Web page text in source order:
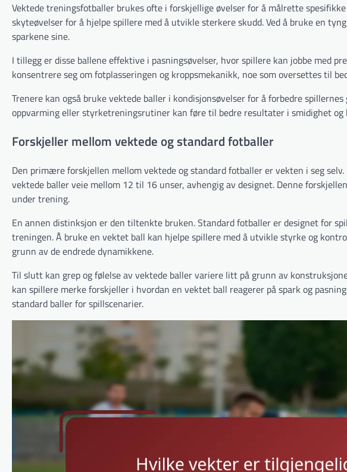
Vektede treningsfotballer brukes ofte i forskjellige øvelser for å målrette
skyteøvelser for å hjelpe spillere med å utvikle sterkere skudd. Ved å bruke en
sparkene sine.
I tillegg er disse ballene effektive i pasningsøvelser, hvor spillere kan jobbe med
konsentrere seg om fotplasseringen og kroppsmekanikk, noe som oversettes til
Trenere kan også bruke vektede baller i kondisjonsøvelser for å forbedre
oppvarming eller styrketreningsrutiner kan føre til bedre resultater i smidighet og
Forskjeller mellom vektede og standard fotballer
Den primære forskjellen mellom vektede og standard fotballer er vekten i seg
vektede baller veie mellom 12 til 16 unser, avhengig av designet. Denne
under trening.
En annen distinksjon er den tiltenkte bruken. Standard fotballer er designet for
treningen. Å bruke en vektet ball kan hjelpe spillere med å utvikle styrke og
grunn av de endrede dynamikkene.
Til slutt kan grep og følelse av vektede baller variere litt på grunn av
kan spillere merke forskjeller i hvordan en vektet ball reagerer på spark og
standard baller for spillscenarier.